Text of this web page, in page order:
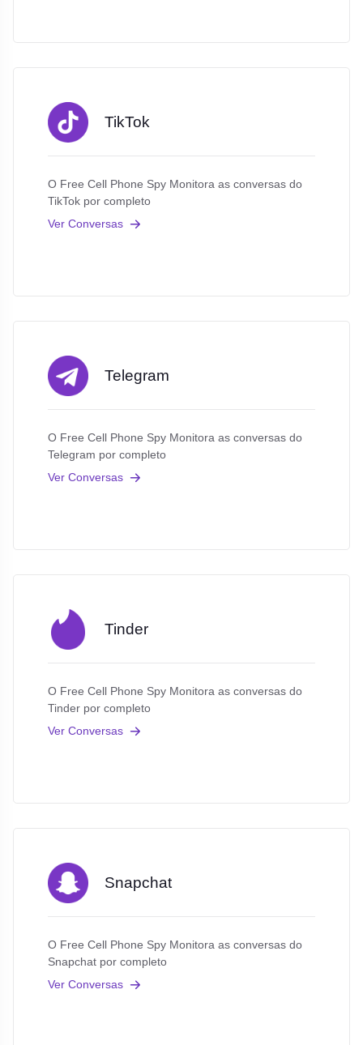
TikTok
O Free Cell Phone Spy Monitora as conversas do
TikTok por completo
Ver Conversas
Telegram
O Free Cell Phone Spy Monitora as conversas do
Telegram por completo
Ver Conversas
Tinder
O Free Cell Phone Spy Monitora as conversas do
Tinder por completo
Ver Conversas
Snapchat
O Free Cell Phone Spy Monitora as conversas do
Snapchat por completo
Ver Conversas